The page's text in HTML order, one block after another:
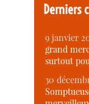
Derniers
9 janvier
grand
surtout
30